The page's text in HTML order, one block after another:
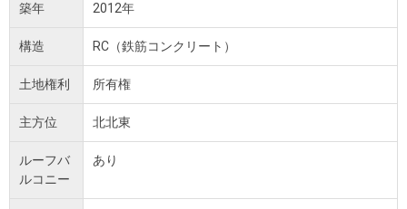
築年 2012年
構造 RC（鉄筋コンクリート）
土地権利 所有権
主方位 北北東
ルーフバ
ルコニー
あり